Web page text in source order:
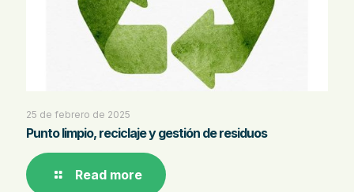
25 de febrero de 2025
Punto limpio, reciclaje y gestión de residuos
Read more